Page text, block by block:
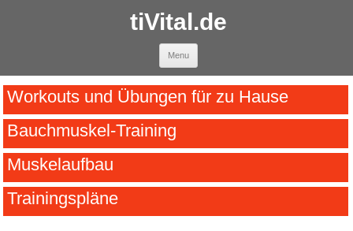
tiVital.de
Menu
Workouts und Übungen für zu Hause
Bauchmuskel-Training
Muskelaufbau
Trainingspläne